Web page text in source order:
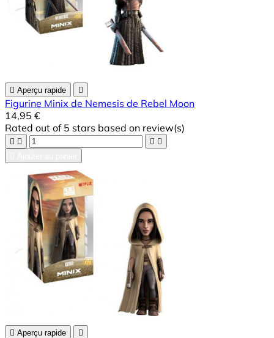
 Aperçu rapide 
Figurine Minix de Nemesis de Rebel Moon
14,95 €
Rated out of 5 stars based on review(s)
   
 Aperçu rapide 